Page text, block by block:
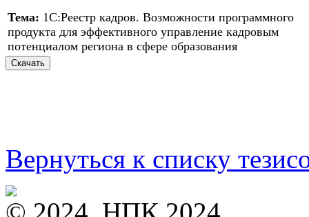
Тема: 1С:Реестр кадров. Возможности программного
продукта для эффективного управление кадровым
потенциалом региона в сфере образования
Вернуться к списку